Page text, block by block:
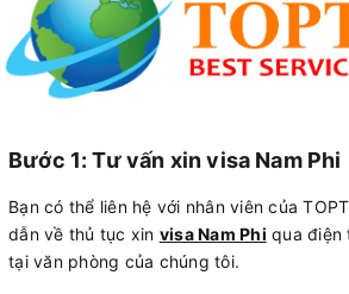
Bước 1: Tư vấn xin visa Nam Phi
Bạn có thể liên hệ với nhân viên của
dẫn về thủ tục xin visa Nam Phi qua điện
tại văn phòng của chúng tôi.